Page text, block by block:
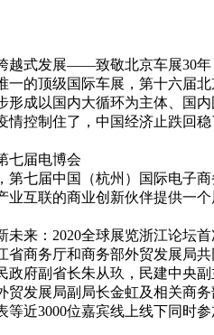
越式发展——致敬北京车展30年
的顶级国际车展，第十六届
形成以国内大循环为主体、国
情控制住了，中国经济止跌回稳
七届电博会
第七届中国（杭州）国际电子
业互联的商业创新伙伴提供一
未来：2020全球展览浙江论坛
省商务厅和商务部外贸发展局
政府副省长朱从玖，民建中央
贸发展局副局长金虹及相关商
近3000位嘉宾线上线下同时参